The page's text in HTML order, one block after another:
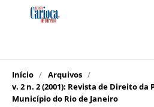
Início / Arquivos /
v. 2 n. 2 (2001): Revista de Direito
Município do Rio de Janeiro